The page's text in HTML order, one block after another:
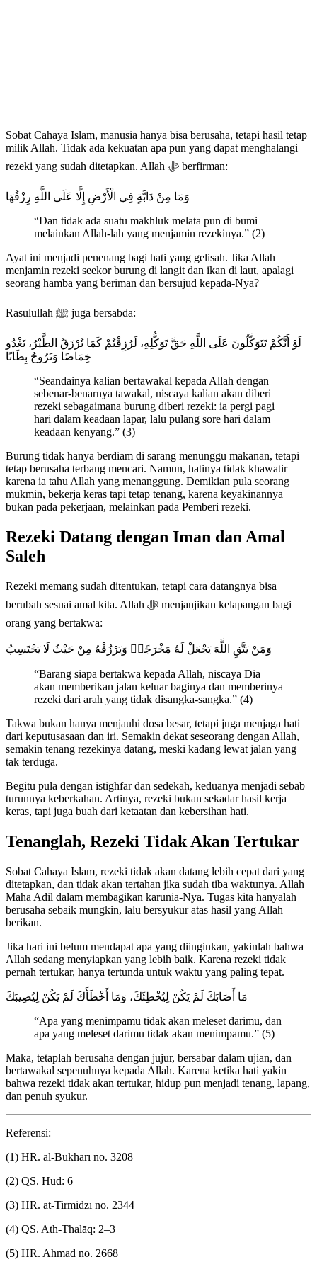
Sobat Cahaya Islam, manusia hanya bisa berusaha, tetapi hasil tetap
milik Allah. Tidak ada kekuatan apa pun yang dapat menghalangi
rezeki yang sudah ditetapkan. Allah ﷻ berfirman:
وَمَا مِنْ دَابَّةٍ فِي الْأَرْضِ إِلَّا عَلَى اللَّهِ رِزْقُهَا
“Dan tidak ada suatu makhluk melata pun di bumi
melainkan Allah-lah yang menjamin rezekinya.” (2)
Ayat ini menjadi penenang bagi hati yang gelisah. Jika Allah
menjamin rezeki seekor burung di langit dan ikan di laut, apalagi
seorang hamba yang beriman dan bersujud kepada-Nya?
Rasulullah ﷺ juga bersabda:
لَوْ أَنَّكُمْ تَتَوَكَّلُونَ عَلَى اللَّهِ حَقَّ تَوَكُّلِهِ، لَرُزِقْتُمْ كَمَا تُرْزَقُ الطَّيْرُ، تَغْدُو
خِمَاصًا وَتَرُوحُ بِطَانًا
“Seandainya kalian bertawakal kepada Allah dengan
sebenar-benarnya tawakal, niscaya kalian akan diberi
rezeki sebagaimana burung diberi rezeki: ia pergi pagi
hari dalam keadaan lapar, lalu pulang sore hari dalam
keadaan kenyang.” (3)
Burung tidak hanya berdiam di sarang menunggu makanan, tetapi
tetap berusaha terbang mencari. Namun, hatinya tidak khawatir –
karena ia tahu Allah yang menanggung. Demikian pula seorang
mukmin, bekerja keras tapi tetap tenang, karena keyakinannya
bukan pada pekerjaan, melainkan pada Pemberi rezeki.
Rezeki Datang dengan Iman dan Amal
Saleh
Rezeki memang sudah ditentukan, tetapi cara datangnya bisa
berubah sesuai amal kita. Allah ﷻ menjanjikan kelapangan bagi
orang yang bertakwa:
وَمَنْ يَتَّقِ اللَّهَ يَجْعَلْ لَهُ مَخْرَجًاۙ وَيَرْزُقْهُ مِنْ حَيْثُ لَا يَحْتَسِبُ
“Barang siapa bertakwa kepada Allah, niscaya Dia
akan memberikan jalan keluar baginya dan memberinya
rezeki dari arah yang tidak disangka-sangka.” (4)
Takwa bukan hanya menjauhi dosa besar, tetapi juga menjaga hati
dari keputusasaan dan iri. Semakin dekat seseorang dengan Allah,
semakin tenang rezekinya datang, meski kadang lewat jalan yang
tak terduga.
Begitu pula dengan istighfar dan sedekah, keduanya menjadi sebab
turunnya keberkahan. Artinya, rezeki bukan sekadar hasil kerja
keras, tapi juga buah dari ketaatan dan kebersihan hati.
Tenanglah, Rezeki Tidak Akan Tertukar
Sobat Cahaya Islam, rezeki tidak akan datang lebih cepat dari yang
ditetapkan, dan tidak akan tertahan jika sudah tiba waktunya. Allah
Maha Adil dalam membagikan karunia-Nya. Tugas kita hanyalah
berusaha sebaik mungkin, lalu bersyukur atas hasil yang Allah
berikan.
Jika hari ini belum mendapat apa yang diinginkan, yakinlah bahwa
Allah sedang menyiapkan yang lebih baik. Karena rezeki tidak
pernah tertukar, hanya tertunda untuk waktu yang paling tepat.
مَا أَصَابَكَ لَمْ يَكُنْ لِيُخْطِئَكَ، وَمَا أَخْطَأَكَ لَمْ يَكُنْ لِيُصِيبَكَ
“Apa yang menimpamu tidak akan meleset darimu, dan
apa yang meleset darimu tidak akan menimpamu.” (5)
Maka, tetaplah berusaha dengan jujur, bersabar dalam ujian, dan
bertawakal sepenuhnya kepada Allah. Karena ketika hati yakin
bahwa rezeki tidak akan tertukar, hidup pun menjadi tenang, lapang,
dan penuh syukur.
Referensi:
(1) HR. al-Bukhārī no. 3208
(2) QS. Hūd: 6
(3) HR. at-Tirmidzī no. 2344
(4) QS. Ath-Thalāq: 2–3
(5) HR. Ahmad no. 2668